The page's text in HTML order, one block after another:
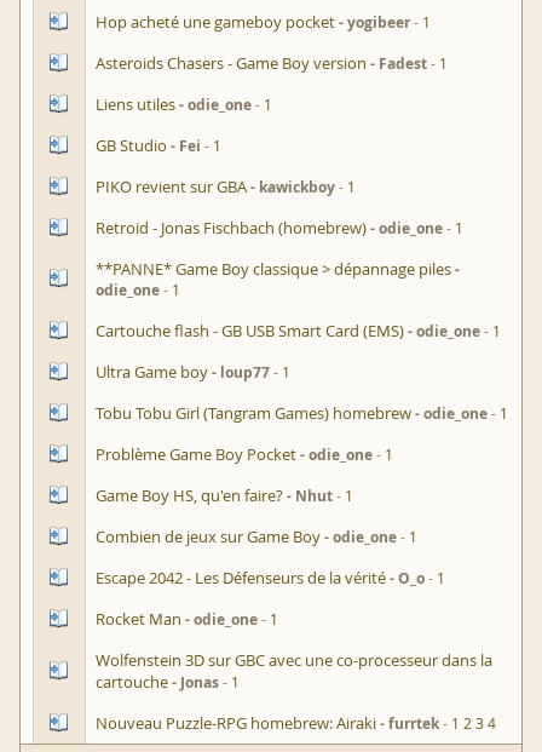
Hop acheté une gameboy pocket yogibeer 1
Asteroids Chasers - Game Boy version Fadest 1
Liens utiles odie_one 1
GB Studio Fei 1
PIKO revient sur GBA kawickboy 1
Retroid - Jonas Fischbach (homebrew) odie_one 1
**PANNE* Game Boy classique > dépannage piles
odie_one 1
Cartouche flash - GB USB Smart Card (EMS) odie_one 1
Ultra Game boy loup77 1
Tobu Tobu Girl (Tangram Games) homebrew odie_one 1
Problème Game Boy Pocket odie_one 1
Game Boy HS, qu'en faire? Nhut 1
Combien de jeux sur Game Boy odie_one 1
Escape 2042 - Les Défenseurs de la vérité O_o 1
Rocket Man odie_one 1
Wolfenstein 3D sur GBC avec une co-processeur dans la
cartouche
Jonas 1
Nouveau Puzzle-RPG homebrew: Airaki furrtek 1 2 34